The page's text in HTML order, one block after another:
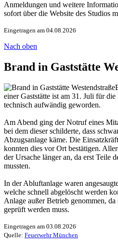
Anmeldungen und weitere
sofort über die Website des Studios
Eingetragen am 04.08.2026
Nach oben
Brand in Gaststätte
einer Gaststätte ist am 31. Juli für
technisch aufwändig geworden.
Am Abend ging der Notruf eines
bei dem dieser schilderte, dass
Abzugsanlage käme. Die
konnten dies vor Ort bestätigen.
der Ursache länger an, da erst Teile
mussten.
In der Abluftanlage waren
welche schnell abgelöscht werden
Anlage außer Betrieb genommen,
geprüft werden muss.
Eingetragen am 03.08.2026
Quelle: Feuerwehr München